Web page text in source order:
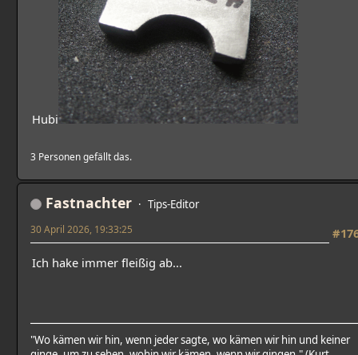
Hubi
3 Personen gefällt das.
Fastnachter Tips-Editor
30 April 2026, 19:33:25
Ich hake immer fleißig ab...
"Wo kämen wir hin, wenn jeder sagte, wo kämen wir hin und keiner